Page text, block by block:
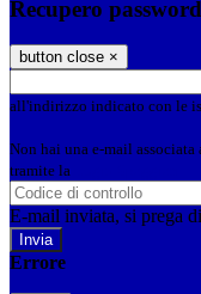
Recupero password
button close ×
all'indirizzo indicato con le
Non hai una e-mail
tramite la
E-mail inviata, si prega
Errore